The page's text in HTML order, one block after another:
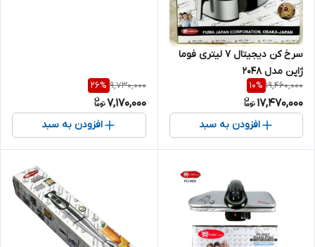
سرخ کن دیجیتال 7 لیتری فوما
ژاپن مدل 2048
19,460,000
10%
17,470,000
افزودن به سبد
9,730,000
26%
7,170,000
افزودن به سبد